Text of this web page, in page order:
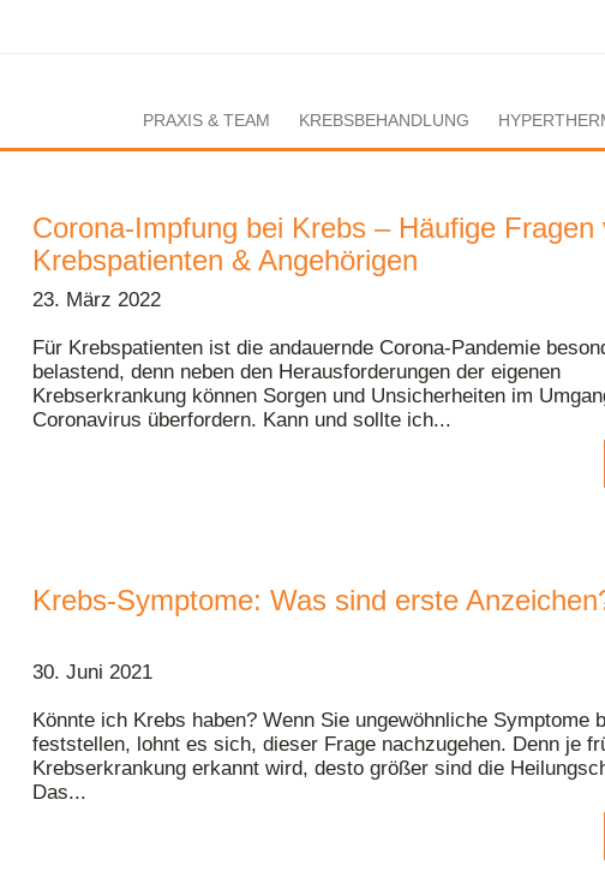
PRAXIS & TEAM KREBSBEHANDLUNG
Corona-Impfung bei Krebs – Häufige Fragen
Krebspatienten & Angehörigen
23. März 2022
Für Krebspatienten ist die andauernde Corona-Pandemie
belastend, denn neben den Herausforderungen der eigenen
Krebserkrankung können Sorgen und Unsicherheiten im
Coronavirus überfordern. Kann und sollte ich...
Krebs-Symptome: Was sind erste
30. Juni 2021
Könnte ich Krebs haben? Wenn Sie ungewöhnliche Symptome
feststellen, lohnt es sich, dieser Frage nachzugehen. Denn je
Krebserkrankung erkannt wird, desto größer sind die
Das...